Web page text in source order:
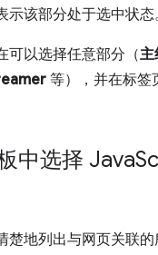
该部分处于选中状态
可以选择任意部分（主
等），并在标签
中选择 Java
楚地列出与网页关联